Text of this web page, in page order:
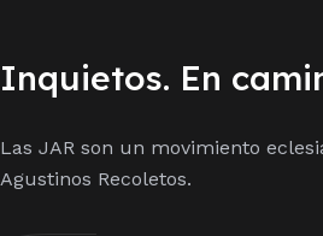
Inquietos. En
Las JAR son un movimiento
Agustinos Recoletos.